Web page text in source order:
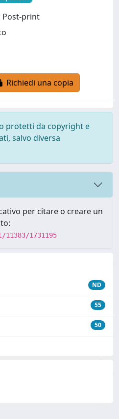
Post-print
Richiedi una copia
protetti da copyright e
salvo diversa
per citare o creare un
1731195
ND
55
50